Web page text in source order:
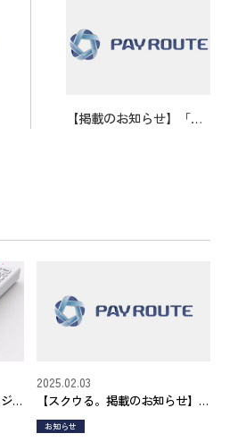
【掲載のお知らせ】「DX
【スクウる。掲載のお知らせ】
「 J-CASTニュース 」
2025.02.03
お知らせ